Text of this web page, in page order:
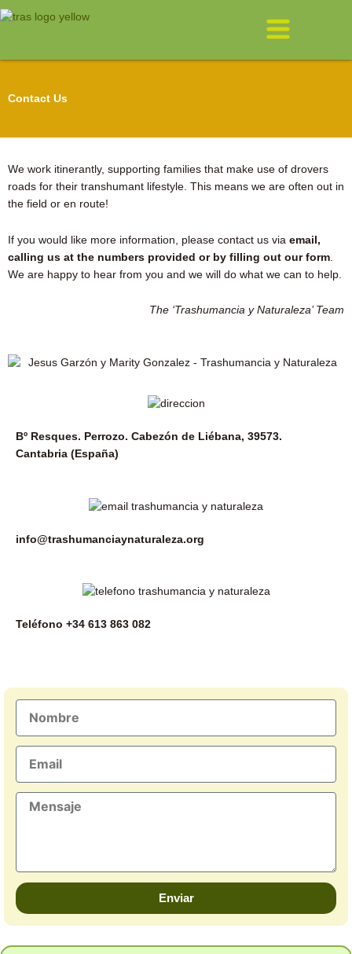
Skip
to
Contact Us
We work itinerantly, supporting families that make use of drovers
roads for their transhumant lifestyle. This means we are often out in
the field or en route!
If you would like more information, please contact us via email,
calling us at the numbers provided or by filling out our form
We are happy to hear from you and we will do what we can to help.
The ‘Trashumancia y Naturaleza’ Team
Bº Resques. Perrozo. Cabezón de Liébana, 39573.
Cantabria (España)
info@trashumanciaynaturaleza.org
Teléfono +34 613 863 082
Mensaje
Enviar